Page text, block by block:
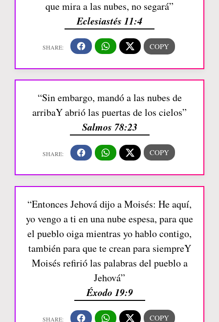
que mira a las nubes, no segará”
Eclesiastés 11:4
“Sin embargo, mandó a las nubes de
arribaY abrió las puertas de los cielos”
Salmos 78:23
“Entonces Jehová dijo a Moisés: He aquí,
yo vengo a ti en una nube espesa, para que
el pueblo oiga mientras yo hablo contigo,
también para que te crean para siempreY
Moisés refirió las palabras del pueblo a
Jehová”
Éxodo 19:9